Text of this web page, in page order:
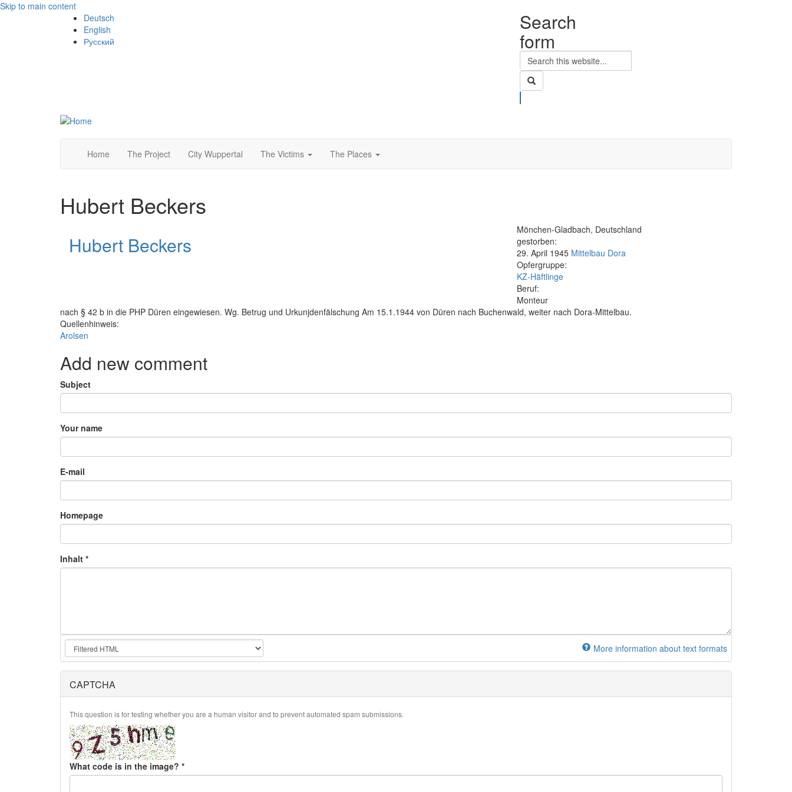
Skip to main content
Deutsch
English
Русский
Search
form
Search
Home The Project City Wuppertal The Victims The Places
Hubert Beckers
Hubert Beckers
Mönchen-Gladbach, Deutschland
gestorben:
29. April 1945 Mittelbau Dora
Opfergruppe:
KZ-Häftlinge
Beruf:
Monteur
nach § 42 b in die PHP Düren eingewiesen. Wg. Betrug und Urkunjdenfälschung Am 15.1.1944 von Düren nach Buchenwald, weiter nach Dora-Mittelbau.
Quellenhinweis:
Arolsen
Add new comment
Subject
Your name
E-mail
Homepage
Inhalt *
More information about text formats
CAPTCHA
This question is for testing whether you are a human visitor and to prevent automated spam submissions.
What code is in the image? *